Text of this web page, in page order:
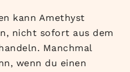
kann Amethyst
nicht sofort aus dem
Manchmal
wenn du einen